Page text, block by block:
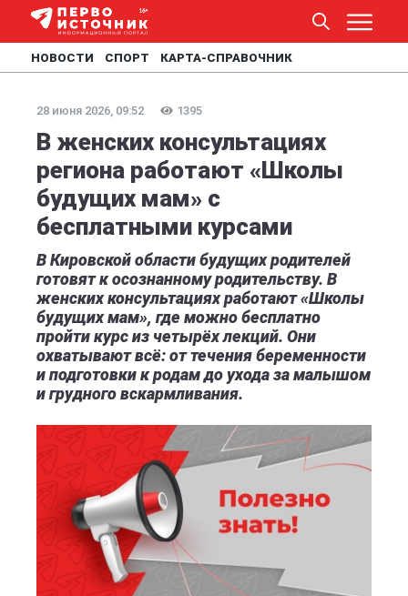
НОВОСТИ СПОРТ КАРТА-СПРАВОЧНИК
28 июня 2026, 09:52 1395
В женских консультациях
региона работают «Школы
будущих мам» с
бесплатными курсами
В Кировской области будущих родителей
готовят к осознанному родительству. В
женских консультациях работают «Школы
будущих мам», где можно бесплатно
пройти курс из четырёх лекций. Они
охватывают всё: от течения беременности
и подготовки к родам до ухода за малышом
и грудного вскармливания.